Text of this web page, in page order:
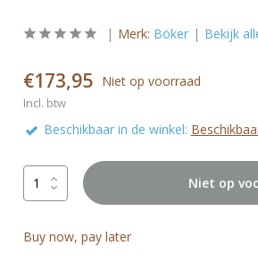
Merk: Böker Bekijk
€173,95 Niet op voorraad
Incl. btw
Beschikbaar in de winkel:
Niet op
Buy now, pay later